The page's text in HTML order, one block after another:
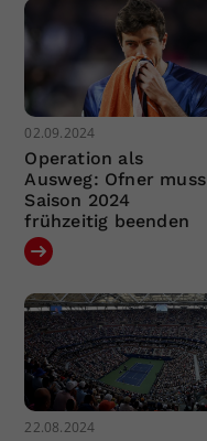
02.09.2024
Operation als
Ausweg: Ofner muss
Saison 2024
frühzeitig beenden
22.08.2024